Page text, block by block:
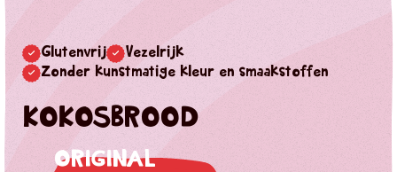
Glutenvrij
Vezelrijk
Zonder kunstmatige kleur en smaakstoffen
KOKOSBROOD
ORIGINAL